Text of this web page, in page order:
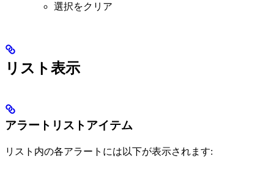
選択をクリア
リスト表示
アラートリストアイテム
リスト内の各アラートには以下が表示されます: